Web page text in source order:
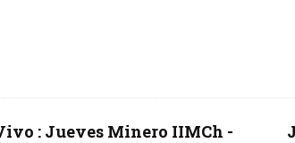
: Jueves Minero IIMCh -